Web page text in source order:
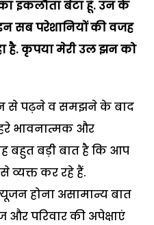
इकलौता बेटा हूं. उन के
इन सब परेशानियों की वजह
है. कृपया मेरी उल झन को
से पढ़ने व समझने के बाद
भावनात्मक और
बहुत बड़ी बात है कि आप
कर रहे हैं.
होना असामान्य बात
परिवार की अपेक्षाएं